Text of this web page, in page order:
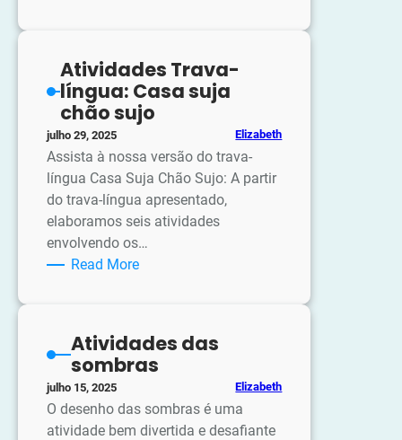
Louro
Atividades Trava-
língua: Casa suja
chão sujo
julho 29, 2025 Elizabeth
Assista à nossa versão do trava-
língua Casa Suja Chão Sujo: A partir
do trava-língua apresentado,
elaboramos seis atividades
envolvendo os…
Read More:
Casa
suja
sujo
Atividades das
sombras
julho 15, 2025 Elizabeth
O desenho das sombras é uma
atividade bem divertida e desafiante